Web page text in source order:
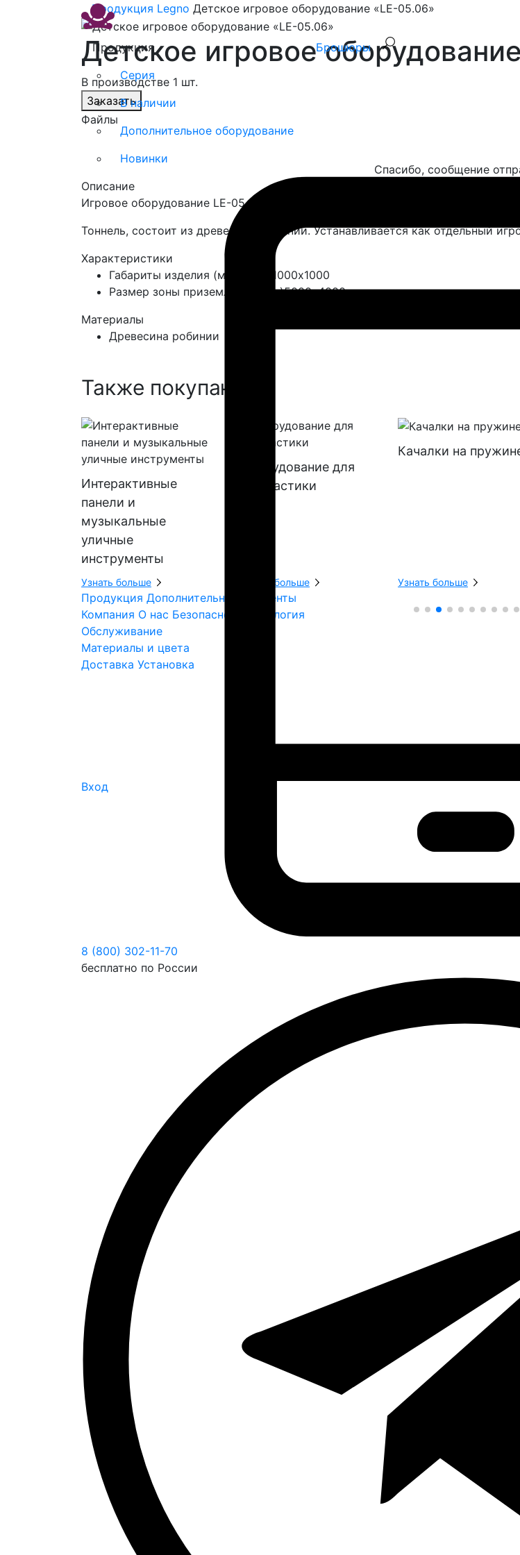
Продукция
Серия
В наличии
Дополнительное оборудование
Новинки
Брошюры
8 (800) 302-11-70
бесплатно по России
Продукция Legno Детское игровое оборудование «LE-05.06»
Детское игровое
В производстве 1 шт.
Заказать
Файлы
Спасибо, сообщение
Описание
Игровое оборудование LE-05.06 серии Legno. Устанавливается на детских
Тоннель, состоит из древесины робинии. Устанавливается как отдельный
Характеристики
Габариты изделия (мм)
2000х1000х1000
Размер зоны приземления (мм)5000х4000
Материалы
Древесина робинии
Также покупают:
Интерактивные
панели и
музыкальные
уличные
инструменты
Узнать больше
Оборудование для
геопластики
Узнать больше
Качалки на
Узнать больше
Продукция Дополнительные элементы
Компания О нас Безопасность
Экология
Обслуживание
Материалы и цвета
Доставка Установка
Вход